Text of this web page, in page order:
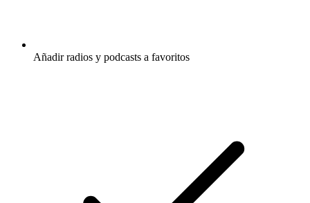
Añadir radios y podcasts a favoritos